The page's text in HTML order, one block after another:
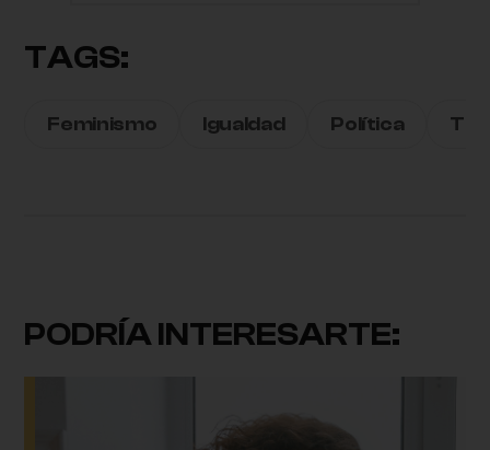
TAGS:
Feminismo Igualdad Política
PODRÍA INTERESARTE: